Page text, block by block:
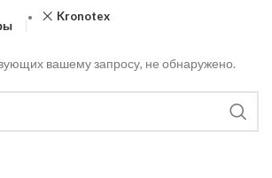
Kronotex
вашему запросу, не обнаружено.